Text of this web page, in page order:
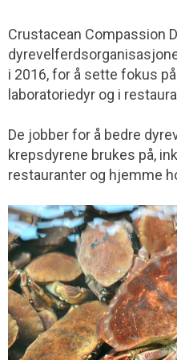
Crustacean Compassion
i 2016, for å sette fokus
laboratoriedyr og i
De jobber for å bedre
krepsdyrene brukes på,
restauranter og hjemme